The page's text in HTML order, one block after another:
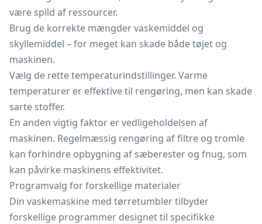
være spild af ressourcer.
Brug de korrekte mængder vaskemiddel og
skyllemiddel – for meget kan skade både tøjet og
maskinen.
Vælg de rette temperaturindstillinger. Varme
temperaturer er effektive til rengøring, men kan skade
sarte stoffer.
En anden vigtig faktor er vedligeholdelsen af
maskinen. Regelmæssig rengøring af filtre og tromle
kan forhindre opbygning af sæberester og fnug, som
kan påvirke maskinens effektivitet.
Programvalg for forskellige materialer
Din vaskemaskine med tørretumbler tilbyder
forskellige programmer designet til specifikke